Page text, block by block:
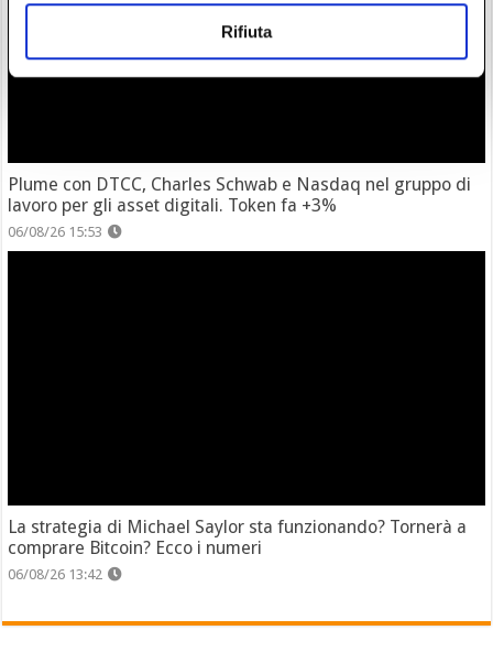
Rifiuta
Plume con DTCC, Charles Schwab e Nasdaq nel gruppo di
lavoro per gli asset digitali. Token fa +3%
06/08/26 15:53
La strategia di Michael Saylor sta funzionando? Tornerà a
comprare Bitcoin? Ecco i numeri
06/08/26 13:42